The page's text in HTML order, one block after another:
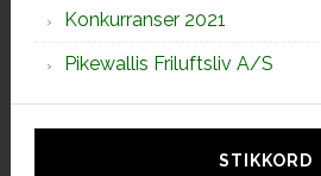
Konkurranser 2021
Pikewallis Friluftsliv A/S
STIKKORD